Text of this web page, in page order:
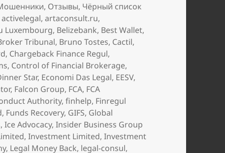
, Отзывы, Чёрный список
activelegal,artaconsult.ru,
Luxembourg, Belizebank, Best Wallet,
Tribunal, Bruno Tostes, Cactil,
, Chargeback Finance Regul,
, Control of Financial Brokerage,
Star, Economi Das Legal, EESV,
, Falcon Group, FCA, FCA
Authority,finhelp, Finregul
, Funds Recovery, GIFS, Global
,Ice Advocacy,Insider Business Group
,Investment Limited,Investment
, Legal Money Back, legal-consul,